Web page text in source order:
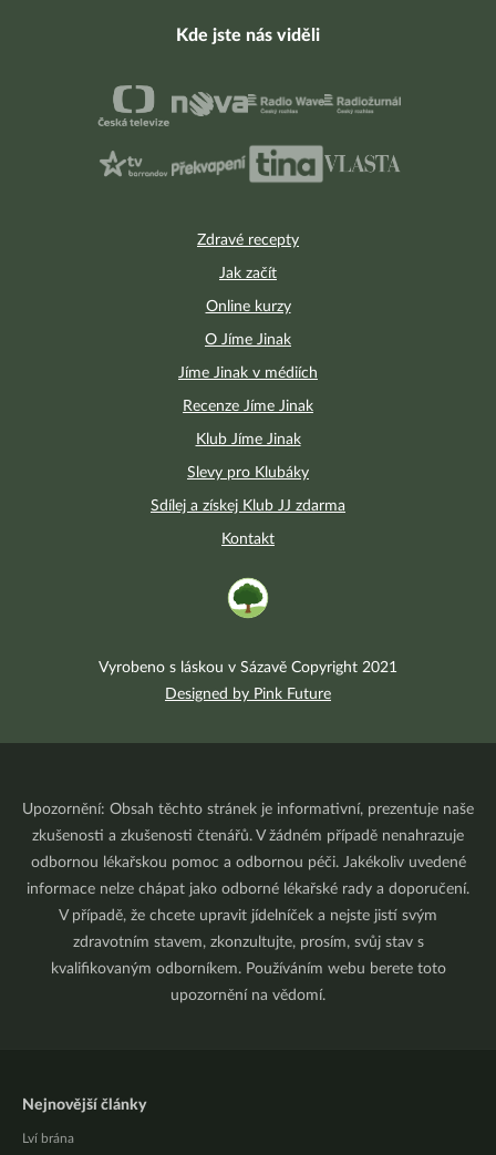
Zdravé recepty
Jak začít
Online kurzy
O Jíme Jinak
Jíme Jinak v médiích
Recenze Jíme Jinak
Klub Jíme Jinak
Slevy pro Klubáky
Sdílej a získej Klub JJ zdarma
Kontakt
Kde jste nás viděli
Vyrobeno s láskou v Sázavě Copyright 2021
Designed by Pink Future
Upozornění: Obsah těchto stránek je informativní, prezentuje naše
zkušenosti a zkušenosti čtenářů. V žádném případě nenahrazuje
odbornou lékařskou pomoc a odbornou péči. Jakékoliv uvedené
informace nelze chápat jako odborné lékařské rady a doporučení.
V případě, že chcete upravit jídelníček a nejste jistí svým
zdravotním stavem, zkonzultujte, prosím, svůj stav s
kvalifikovaným odborníkem. Používáním webu berete toto
upozornění na vědomí.
Nejnovější články
Lví brána